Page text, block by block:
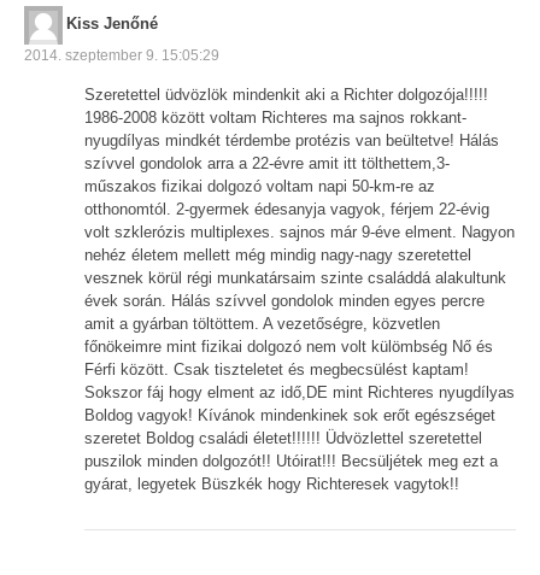
Kiss Jenőné
2014. szeptember 9. 15:05:29
Szeretettel üdvözlök mindenkit aki a Richter dolgozója!!!!!
1986-2008 között voltam Richteres ma sajnos rokkant-
nyugdílyas mindkét térdembe protézis van beültetve! Hálás
szívvel gondolok arra a 22-évre amit itt tölthettem,3-
műszakos fizikai dolgozó voltam napi 50-km-re az
otthonomtól. 2-gyermek édesanyja vagyok, férjem 22-évig
volt szklerózis multiplexes. sajnos már 9-éve elment. Nagyon
nehéz életem mellett még mindig nagy-nagy szeretettel
vesznek körül régi munkatársaim szinte családdá alakultunk
évek során. Hálás szívvel gondolok minden egyes percre
amit a gyárban töltöttem. A vezetőségre, közvetlen
főnökeimre mint fizikai dolgozó nem volt külömbség Nő és
Férfi között. Csak tiszteletet és megbecsülést kaptam!
Sokszor fáj hogy elment az idő,DE mint Richteres nyugdílyas
Boldog vagyok! Kívánok mindenkinek sok erőt egészséget
szeretet Boldog családi életet!!!!!! Üdvözlettel szeretettel
puszilok minden dolgozót!! Utóirat!!! Becsüljétek meg ezt a
gyárat, legyetek Büszkék hogy Richteresek vagytok!!